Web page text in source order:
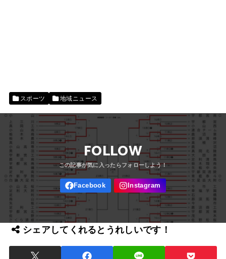
スポーツ 地域ニュース
FOLLOW
シェアしてくれるとうれしいです！